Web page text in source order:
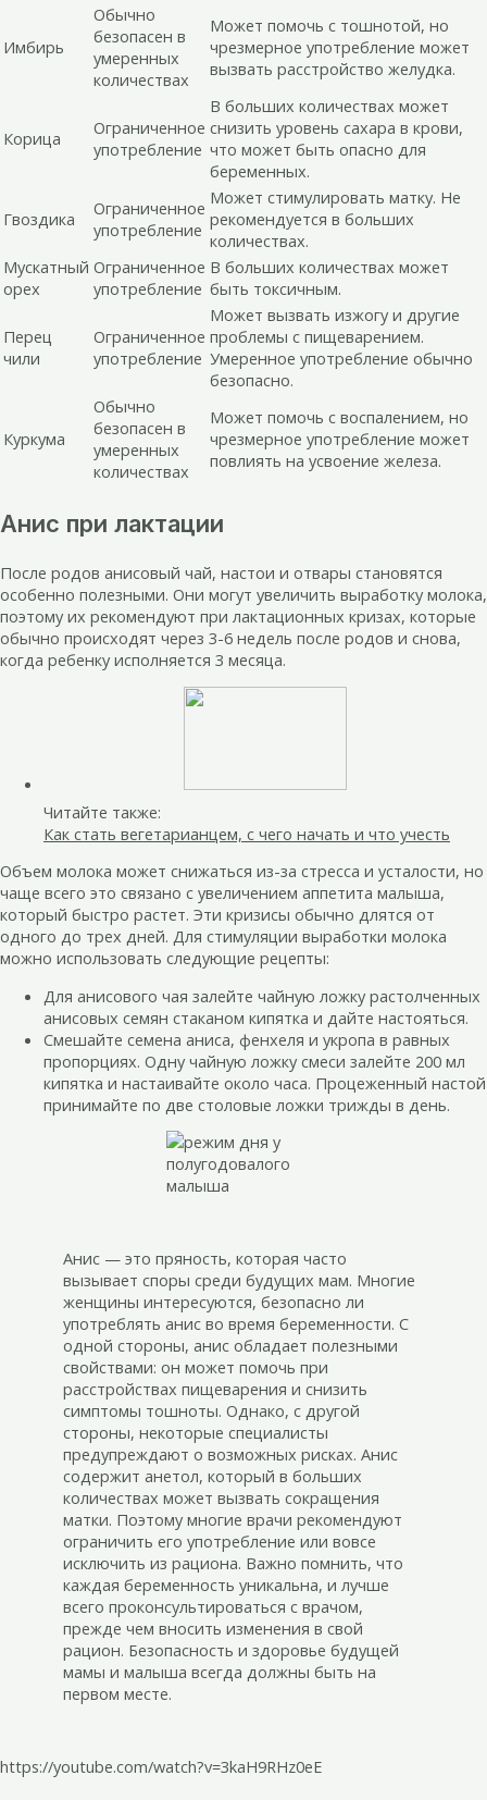
Имбирь
Обычно
безопасен в
умеренных
количествах
Может помочь с тошнотой, но
чрезмерное употребление может
вызвать расстройство желудка.
Корица
Ограниченное
употребление
В больших количествах может
снизить уровень сахара в крови,
что может быть опасно для
беременных.
Гвоздика
Ограниченное
употребление
Может стимулировать матку. Не
рекомендуется в больших
количествах.
Мускатный
орех
Ограниченное
употребление
В больших количествах может
быть токсичным.
Перец
чили
Ограниченное
употребление
Может вызвать изжогу и другие
проблемы с пищеварением.
Умеренное употребление обычно
безопасно.
Куркума
Обычно
безопасен в
умеренных
количествах
Может помочь с воспалением, но
чрезмерное употребление может
повлиять на усвоение железа.
Анис при лактации
После родов анисовый чай, настои и отвары становятся
особенно полезными. Они могут увеличить выработку молока,
поэтому их рекомендуют при лактационных кризах, которые
обычно происходят через 3-6 недель после родов и снова,
когда ребенку исполняется 3 месяца.
Читайте также:
Как стать вегетарианцем, с чего начать и что учесть
Объем молока может снижаться из-за стресса и усталости, но
чаще всего это связано с увеличением аппетита малыша,
который быстро растет. Эти кризисы обычно длятся от
одного до трех дней. Для стимуляции выработки молока
можно использовать следующие рецепты:
Для анисового чая залейте чайную ложку растолченных
анисовых семян стаканом кипятка и дайте настояться.
Смешайте семена аниса, фенхеля и укропа в равных
пропорциях. Одну чайную ложку смеси залейте 200 мл
кипятка и настаивайте около часа. Процеженный настой
принимайте по две столовые ложки трижды в день.
Анис — это пряность, которая часто
вызывает споры среди будущих мам. Многие
женщины интересуются, безопасно ли
употреблять анис во время беременности. С
одной стороны, анис обладает полезными
свойствами: он может помочь при
расстройствах пищеварения и снизить
симптомы тошноты. Однако, с другой
стороны, некоторые специалисты
предупреждают о возможных рисках. Анис
содержит анетол, который в больших
количествах может вызвать сокращения
матки. Поэтому многие врачи рекомендуют
ограничить его употребление или вовсе
исключить из рациона. Важно помнить, что
каждая беременность уникальна, и лучше
всего проконсультироваться с врачом,
прежде чем вносить изменения в свой
рацион. Безопасность и здоровье будущей
мамы и малыша всегда должны быть на
первом месте.
https://youtube.com/watch?v=3kaH9RHz0eE